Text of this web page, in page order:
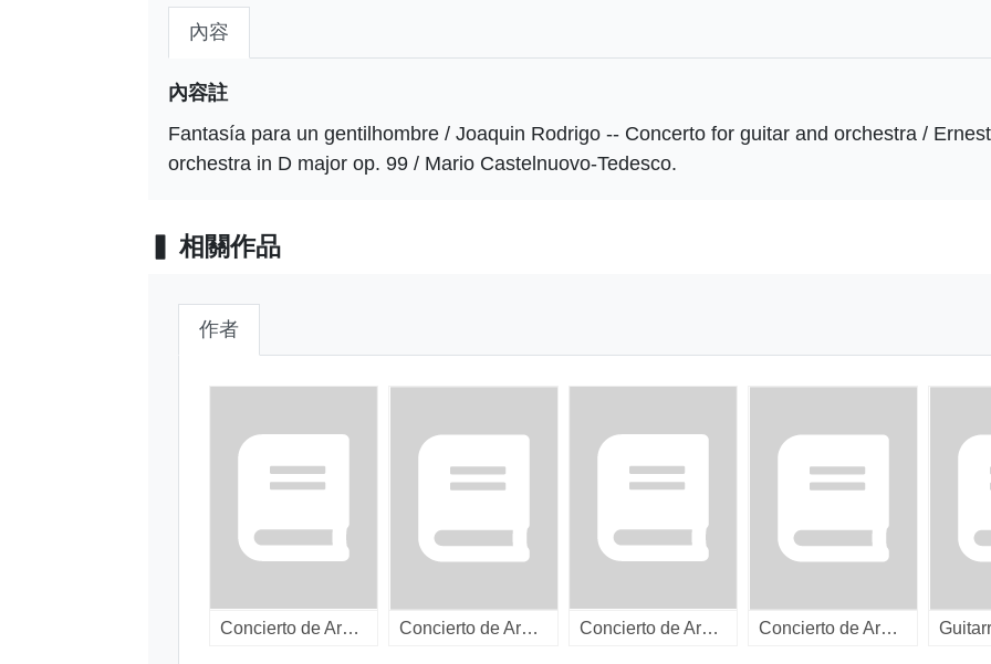
內容
內容註
Fantasía para un gentilhombre / Joaquin Rodrigo -- Concerto for guitar and orchestra /
orchestra in D major op. 99 / Mario Castelnuovo-Tedesco.
相關作品
作者
Concierto de Aranjuez : für Gitarre und Orchester ; Fantasia para un gentilhombre : für Gitarre und kleines Orchester / [LP] Concierto de Aranjuez ; Fantasia para un gentilhombre / [LP] Concierto de Aranjuez ; Fantasia para un gentilhombre / [LP] Concierto de Aranjuez ; Concerto for guitar and orchestra / [compact disc]